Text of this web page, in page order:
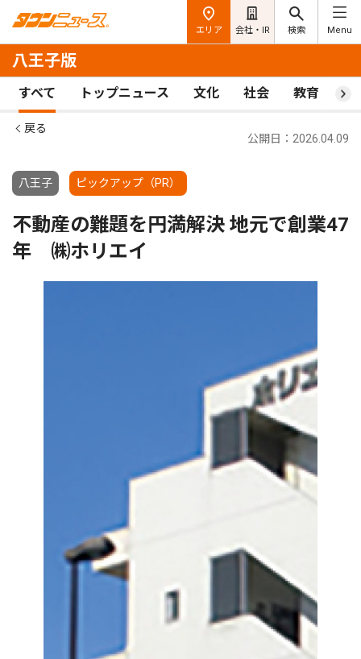
エリア 会社・IR 検索 Menu
八王子版
すべて トップニュース 文化 社会 教育 ス
戻る
八王子 ピックアップ（PR）
公開日：2026.04.09
不動産の難題を円満解決 地元で創業47
年 ㈱ホリエイ